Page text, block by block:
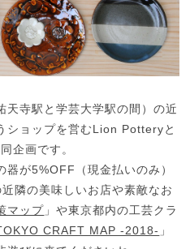
天寺駅と学芸大学駅の間）の近
ショップを営むLion Potteryと
企画です。
が5%OFF（現金払いのみ）
隣の美味しいお店や素敵なお
マップ 」や東京都内の工芸クラ
CRAFT MAP -2018- 」